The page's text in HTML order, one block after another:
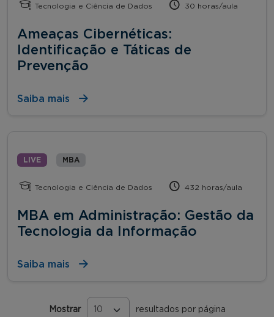
Tecnologia e Ciência de Dados 30 horas/aula
Ameaças Cibernéticas:
Identificação e Táticas de
Prevenção
Saiba mais
LIVE MBA
Tecnologia e Ciência de Dados 432 horas/aula
MBA em Administração: Gestão da
Tecnologia da Informação
Saiba mais
Mostrar resultados por página